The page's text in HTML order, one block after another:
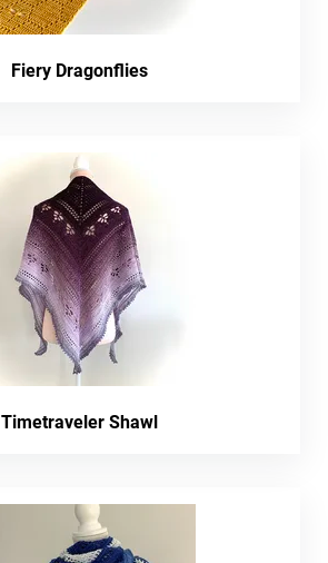
Fiery Dragonflies
Timetraveler Shawl